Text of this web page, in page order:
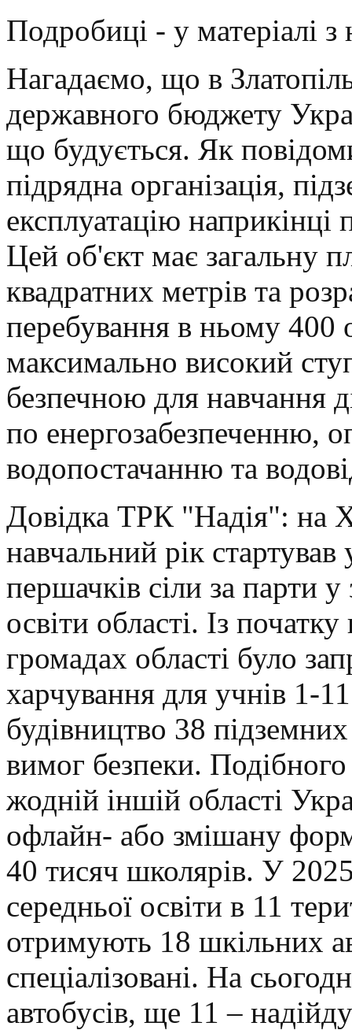
Подробиці - у матеріалі
Нагадаємо, що в
державного бюджету
що будується. Як
підрядна організація,
експлуатацію наприкінці
Цей об'єкт має загальну
квадратних метрів та
перебування в ньому 400
максимально високий
безпечною для навчання
по енергозабезпеченню,
водопостачанню та
Довідка ТРК "Надія": на
навчальний рік
першачків сіли за парти у
освіти області. Із
громадах області було
харчування для учнів 1-
будівництво 38
вимог безпеки.
жодній іншій області
офлайн- або змішану
40 тисяч школярів. У 2025
середньої освіти в 11
отримують 18 шкільних
спеціалізовані. На
автобусів, ще 11 –